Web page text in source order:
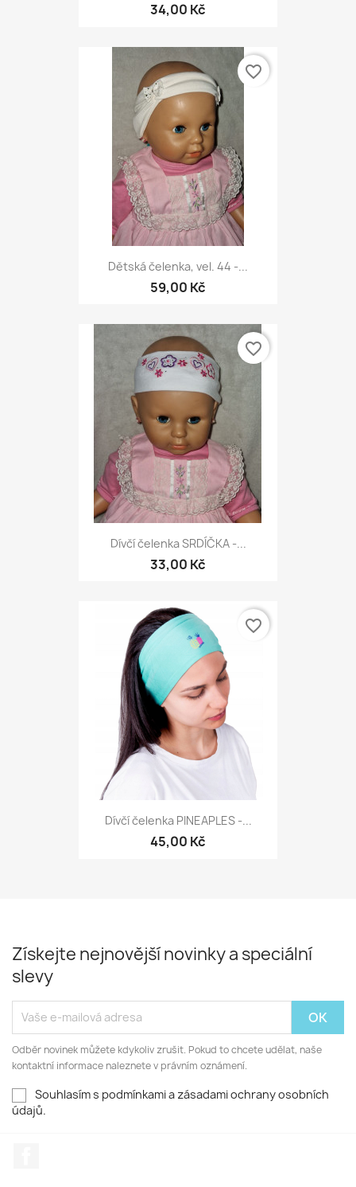
34,00 Kč
Dětská čelenka, vel. 44 -...
59,00 Kč
favorite_border
Dívčí čelenka SRDÍČKA -...
33,00 Kč
favorite_border
Dívčí čelenka PINEAPLES -...
45,00 Kč
favorite_border
Získejte nejnovější novinky a speciální
slevy
Odběr novinek můžete kdykoliv zrušit. Pokud to chcete udělat, naše
kontaktní informace naleznete v právním oznámení.
Souhlasím s podmínkami a zásadami ochrany osobních
údajů.